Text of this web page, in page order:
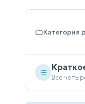
Категория
Все